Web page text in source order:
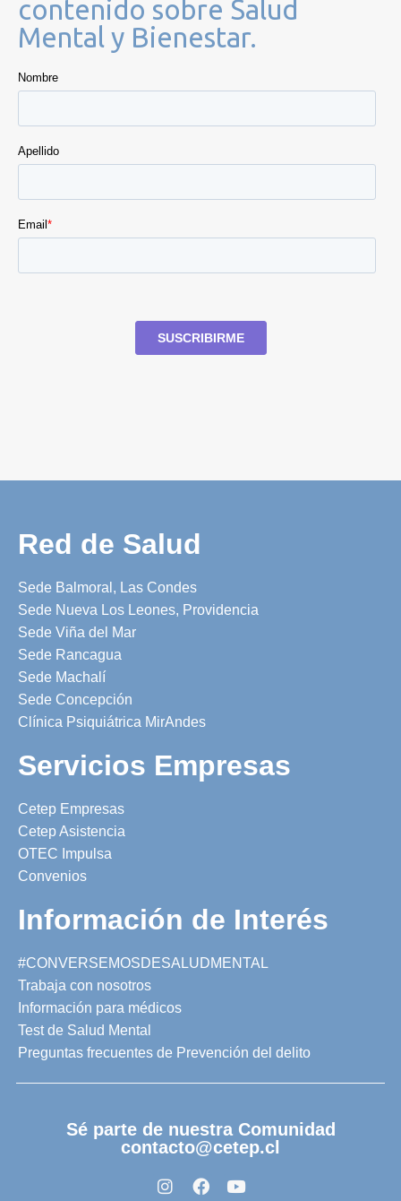
contenido sobre Salud
Mental y Bienestar.
Red de Salud
Sede Balmoral, Las Condes
Sede Nueva Los Leones, Providencia
Sede Viña del Mar
Sede Rancagua
Sede Machalí
Sede Concepción
Clínica Psiquiátrica MirAndes
Servicios Empresas
Cetep Empresas
Cetep Asistencia
OTEC Impulsa
Convenios
Información de Interés
#CONVERSEMOSDESALUDMENTAL
Trabaja con nosotros
Información para médicos
Test de Salud Mental
Preguntas frecuentes de Prevención del delito
Sé parte de nuestra Comunidad
contacto@cetep.cl